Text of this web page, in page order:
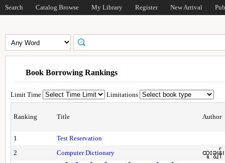
Search Catalog Browse My Library Register New Arrival
Book Borrowing Rankings
Limit Time Limitations
Ranking Title Author
1
Test Reservation
2
Computer Dictionary ထူးချွန်